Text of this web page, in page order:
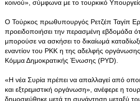
κοινού», σύμφωνα με το τουρκικό
Ο Τούρκος πρωθυπουργός Ρετζέπ Ταγίπ
προειδοποιήσει την περασμένη εβδομάδα
μπορούσε να ασκήσει το δικαίωμά
εναντίον του PKK η της αδελφής
Κόμμα Δημοκρατικής Ένωσης (PYD).
«Η νέα Συρία πρέπει να απαλλαγεί από
και εξτρεμιστική οργάνωση», ανέφερε η
δημοσιεύθηκε μετά τη συνάντηση μεταξύ